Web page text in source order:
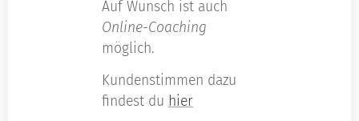
Auf Wunsch ist auch
Online-Coaching
möglich.
Kundenstimmen dazu
findest du hier